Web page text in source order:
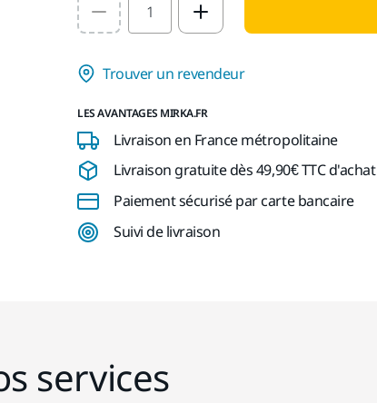
Select quantity value
Trouver un revendeur
LES AVANTAGES MIRKA.FR
Livraison en France métropolitaine
Livraison gratuite dès 49,90€ TTC d'achat
Paiement sécurisé par carte bancaire
Suivi de livraison
services